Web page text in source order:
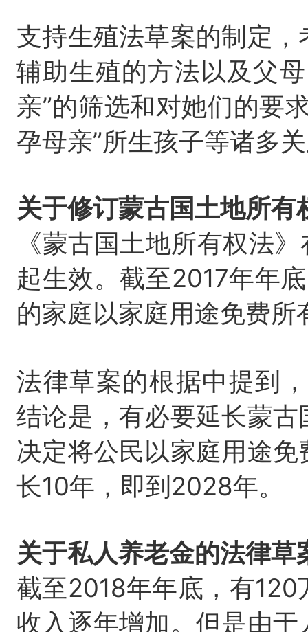
支持生殖法草案的制定
辅助生殖的方法以及父
亲”的筛选和对她们的要
孕母亲”所生孩子等诸多
关于修订蒙古国土地所有
《蒙古国土地所有权法
起生效。截至2017年年
的家庭以家庭用途免费所
法律草案的根据中提到
结论是，有必要延长蒙
决定将公民以家庭用途
长10年，即到2028年。
关于私人养老金的法律草
截至2018年年底，有
收入逐年增加。但是由